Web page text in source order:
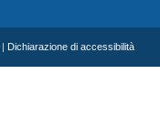
Dichiarazione di accessibilità